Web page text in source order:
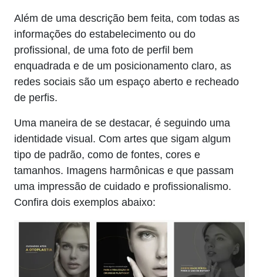
Além de uma descrição bem feita, com todas as
informações do estabelecimento ou do
profissional, de uma foto de perfil bem
enquadrada e de um posicionamento claro, as
redes sociais são um espaço aberto e recheado
de perfis.
Uma maneira de se destacar, é seguindo uma
identidade visual. Com artes que sigam algum
tipo de padrão, como de fontes, cores e
tamanhos. Imagens harmônicas e que passam
uma impressão de cuidado e profissionalismo.
Confira dois exemplos abaixo: